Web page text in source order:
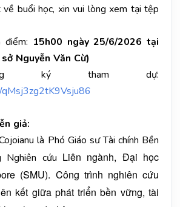
buổi học, xin vui lòng xem tại tệp
điểm: 15h00 ngày 25/6/2026 tại
Nguyễn Văn Cừ)
ký tham dự:
giả:
là Phó Giáo sư Tài chính Bền
Nghiên cứu Liên ngành, Đại học
(SMU). Công trình nghiên cứu
kết giữa phát triển bền vững, tài